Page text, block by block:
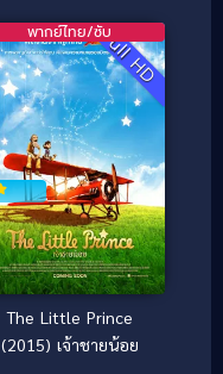
Full HD
พากย์ไทย/ซับ
The Little Prince
(2015) เจ้าชายน้อย